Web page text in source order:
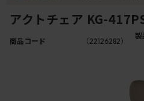
アクトチェア KG-
商品コード （22126282）
製